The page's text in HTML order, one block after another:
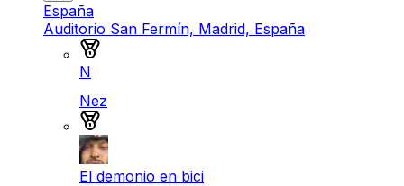
España
Auditorio San Fermín, Madrid, España
N
Nez
El demonio en bici